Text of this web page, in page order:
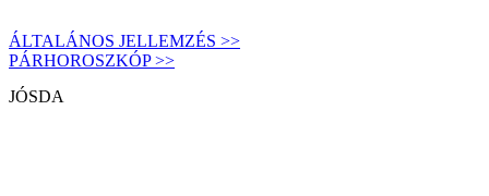
ÁLTALÁNOS JELLEMZÉS >>
PÁRHOROSZKÓP >>
JÓSDA